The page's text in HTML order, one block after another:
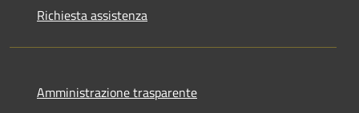
Richiesta assistenza
Amministrazione trasparente